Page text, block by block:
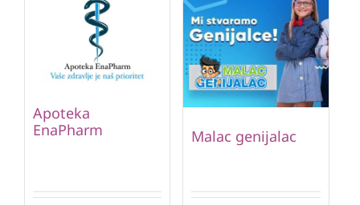
Apoteka
EnaPharm
Malac genijalac